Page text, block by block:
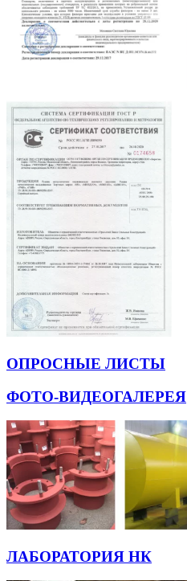
ОПРОСНЫЕ ЛИСТЫ
ФОТО-ВИДЕОГАЛЕРЕЯ
ЛАБОРАТОРИЯ НК